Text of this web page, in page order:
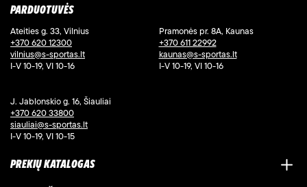
PARDUOTUVĖS
Ateities g. 33, Vilnius
+370 620 12300
vilnius@s-sportas.lt
I-V 10-19, VI 10-16
Pramonės pr. 8A, Kaunas
+370 611 22992
kaunas@s-sportas.lt
I-V 10-19, VI 10-16
J. Jablonskio g. 16, Šiauliai
+370 620 33800
siauliai@s-sportas.lt
I-V 10-19, VI 10-15
PREKIŲ KATALOGAS